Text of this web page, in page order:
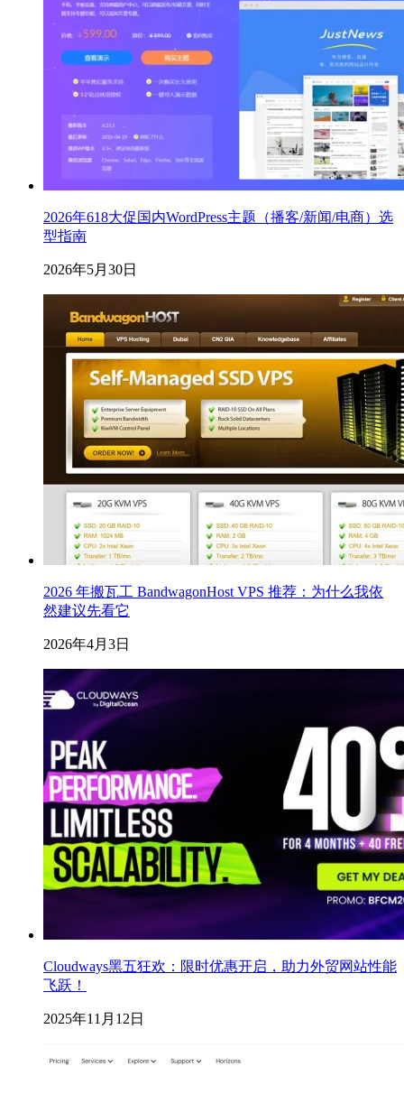
2026年618大促国内WordPress主题（播客/新闻/电商）选
型指南
2026年5月30日
2026 年搬瓦工 BandwagonHost VPS 推荐：为什么我依
然建议先看它
2026年4月3日
Cloudways黑五狂欢：限时优惠开启，助力外贸网站性能
飞跃！
2025年11月12日